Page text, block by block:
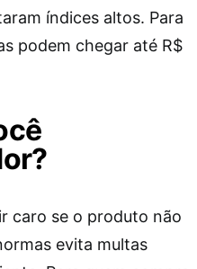
índices altos. Para
podem chegar até R$
caro se o produto não
evita multas